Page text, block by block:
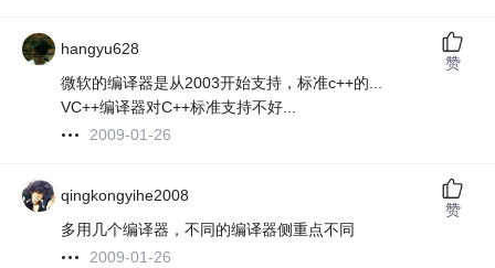
hangyu628
微软的编译器是从2003开始支持，标准c++的...
VC++编译器对C++标准支持不好...
2009-01-26
赞
qingkongyihe2008
多用几个编译器，不同的编译器侧重点不同
2009-01-26
赞